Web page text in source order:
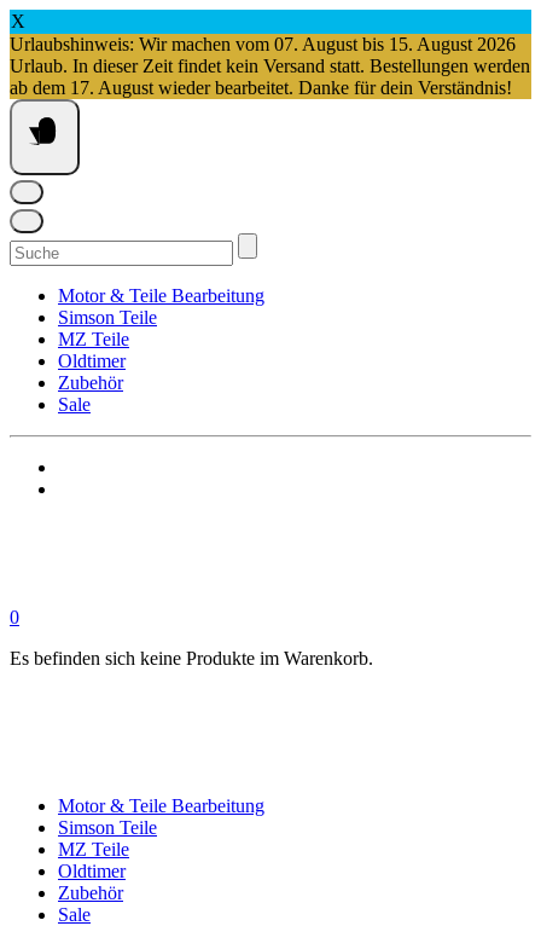
X
Urlaubshinweis: Wir machen vom 07. August bis 15. August 2026
Urlaub. In dieser Zeit findet kein Versand statt. Bestellungen werden
ab dem 17. August wieder bearbeitet. Danke für dein Verständnis!
Springe
zum
Inhalt
Suchen
nach:
Motor & Teile Bearbeitung
Simson Teile
MZ Teile
Oldtimer
Zubehör
Sale
0
Es befinden sich keine Produkte im Warenkorb.
Motor & Teile Bearbeitung
Simson Teile
MZ Teile
Oldtimer
Zubehör
Sale